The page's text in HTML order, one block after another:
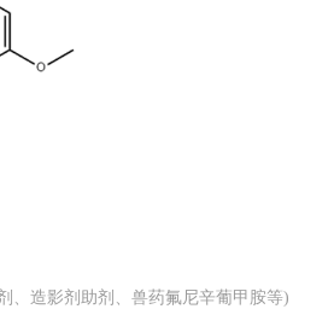
、造影剂助剂、兽药氟尼辛葡甲胺等)